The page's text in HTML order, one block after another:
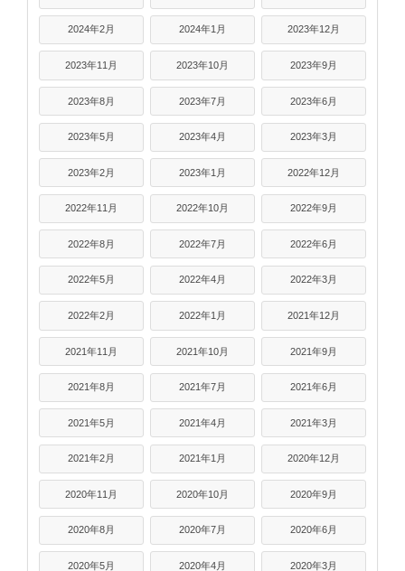
2024年2月 2024年1月 2023年12月
2023年11月 2023年10月 2023年9月
2023年8月 2023年7月 2023年6月
2023年5月 2023年4月 2023年3月
2023年2月 2023年1月 2022年12月
2022年11月 2022年10月 2022年9月
2022年8月 2022年7月 2022年6月
2022年5月 2022年4月 2022年3月
2022年2月 2022年1月 2021年12月
2021年11月 2021年10月 2021年9月
2021年8月 2021年7月 2021年6月
2021年5月 2021年4月 2021年3月
2021年2月 2021年1月 2020年12月
2020年11月 2020年10月 2020年9月
2020年8月 2020年7月 2020年6月
2020年5月 2020年4月 2020年3月